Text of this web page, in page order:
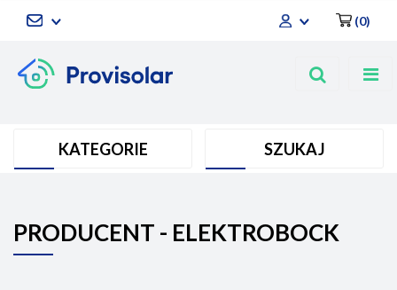
Zaloguj się
(0)
KATEGORIE SZUKAJ
PRODUCENT - ELEKTROBOCK